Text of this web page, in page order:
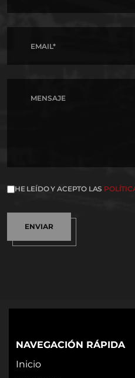
HE LEÍDO Y ACEPTO LAS
ENVIAR
NAVEGACIÓN RÁPIDA
Inicio